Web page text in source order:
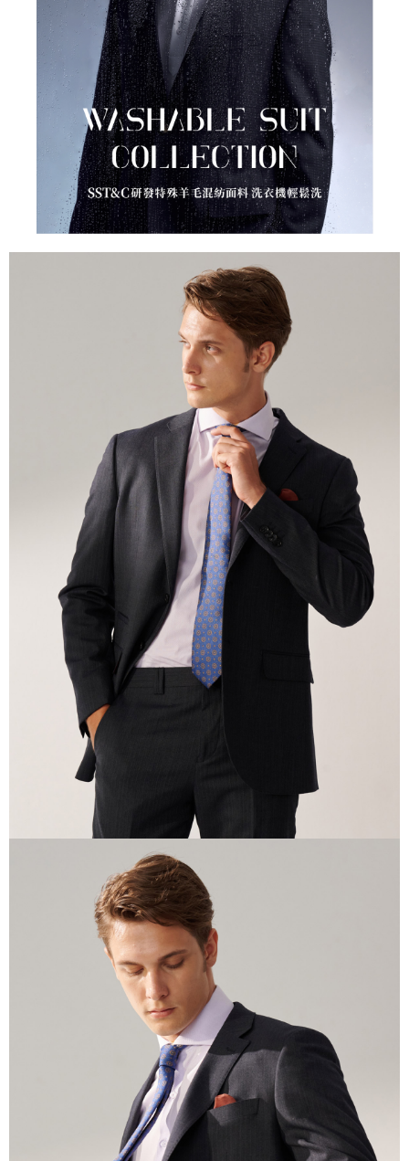
３．未成年的使用者請事先徵得法定代理人或監護人之同意方可使用
「AFTEE先享後付」，若未經同意申辦者引起之損失，本公司不負相關責
４．使用「AFTEE先享後付」時，將依據個別帳號之用戶狀況，依本公司即
時審查核予不同之上限額度；若仍有額度不足之情形，本公司將視審查結果
請求用戶進行身份認證。
５．嚴禁一人註冊多個帳號或使用他人資訊註冊。若發現惡意使用之情形，
恩沛科技股份有限公司將有權停止該用戶之使用額度並採取法律行動。